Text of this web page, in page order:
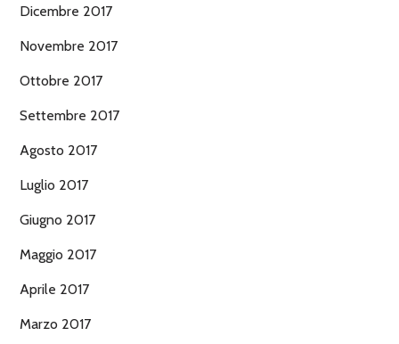
Dicembre 2017
Novembre 2017
Ottobre 2017
Settembre 2017
Agosto 2017
Luglio 2017
Giugno 2017
Maggio 2017
Aprile 2017
Marzo 2017